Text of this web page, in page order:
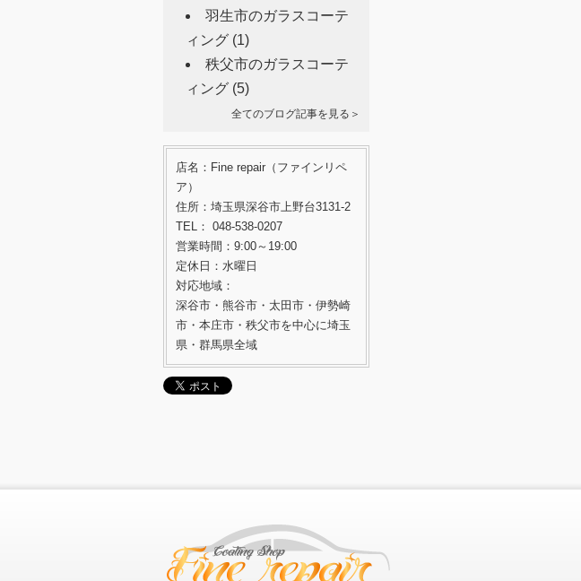
羽生市のガラスコーテ
ィング (1)
秩父市のガラスコーテ
ィング (5)
全てのブログ記事を見る＞
店名：Fine repair（ファインリペ
ア）
住所：埼玉県深谷市上野台3131-2
TEL： 048-538-0207
営業時間：9:00～19:00
定休日：水曜日
対応地域：
深谷市・熊谷市・太田市・伊勢崎
市・本庄市・秩父市を中心に埼玉
県・群馬県全域